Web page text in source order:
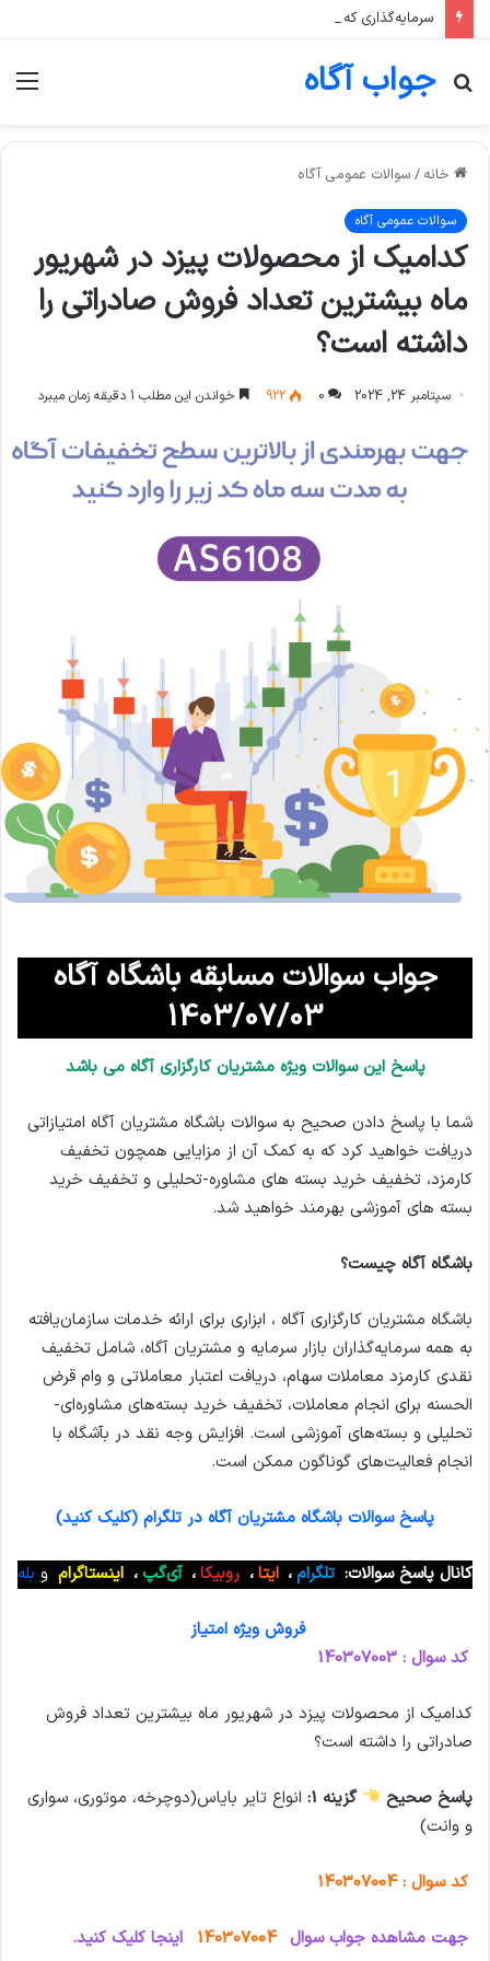
جواب آگاه
جستجو
خانه / سوالات عمومی آگاه
سوالات عمومی آگاه
کدامیک از محصولات پیزد در شهریور
ماه بیشترین تعداد فروش صادراتی را
داشته است؟
سپتامبر 24, 2024 0
922 خواندن این مطلب 1 دقیقه زمان میبرد
جواب سوالات مسابقه باشگاه آگاه
1403/07/03
پاسخ این سوالات ویژه مشتریان کارگزاری آگاه می باشد
شما با پاسخ دادن صحیح به سوالات باشگاه مشتریان آگاه امتیازاتی
دریافت خواهید کرد که به کمک آن از مزایایی همچون تخفیف
کارمزد، تخفیف خرید بسته های مشاوره-تحلیلی و تخفیف خرید
بسته های آموزشی بهرمند خواهید شد.
باشگاه آگاه چیست؟
باشگاه مشتریان کارگزاری آگاه ، ابزاری برای ارائه خدمات سازمان‌یافته
به همه سرمایه‌گذاران بازار سرمایه و مشتریان آگاه، شامل تخفیف
نقدی کارمزد معاملات سهام، دریافت اعتبار معاملاتی و وام قرض
الحسنه برای انجام معاملات، تخفیف خرید بسته‌های مشاوره‌ای-
تحلیلی و بسته‌های آموزشی است. افزایش وجه نقد در بآشگاه با
انجام فعالیت‌های گوناگون ممکن است.
پاسخ سوالات باشگاه مشتریان آگاه در تلگرام (کلیک کنید)
کانال پاسخ سوالات: تلگرام، ایتا، روبیکا، آی‌گپ، اینستاگرام و بله
فروش ویژه امتیاز
کد سوال : 140307003
کدامیک از محصولات پیزد در شهریور ماه بیشترین تعداد فروش
صادراتی را داشته است؟
پاسخ صحیح گزینه 1:
انواع تاير باياس(دوچرخه، موتوری، سواری
و وانت)
کد سوال : 140307004
جهت مشاهده جواب سوال 140307004 اینجا کلیک کنید.